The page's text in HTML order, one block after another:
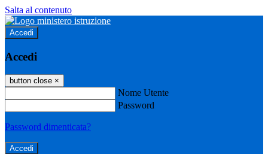
Salta al contenuto
Accedi
Accedi
button close ×
Nome Utente
Password
Password dimenticata?